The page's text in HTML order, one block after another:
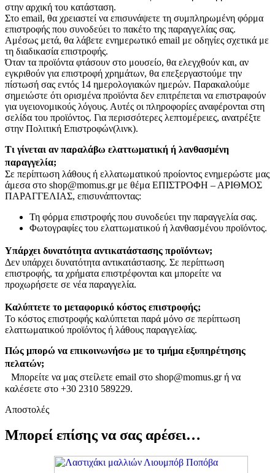
στην αρχική του κατάσταση.
Στο email, θα χρειαστεί να επισυνάψετε τη συμπληρωμένη φόρμα
επιστροφής που συνοδεύει το πακέτο της παραγγελίας σας.
Αμέσως μετά, θα λάβετε ενημερωτικό email με οδηγίες σχετικά με
τη διαδικασία επιστροφής.
Όταν τα προϊόντα φτάσουν στο μουσείο, θα ελεγχθούν και, αν
εγκριθούν για επιστροφή χρημάτων, θα επεξεργαστούμε την
πίστωσή σας εντός 14 ημερολογιακών ημερών. Παρακαλούμε
σημειώστε ότι ορισμένα προϊόντα δεν επιτρέπεται να επιστραφούν
για υγειονομικούς λόγους. Αυτές οι πληροφορίες αναφέρονται στη
σελίδα του προϊόντος. Για περισσότερες λεπτομέρειες, ανατρέξτε
στην Πολιτική Επιστροφών(λινκ).
Τι γίνεται αν παραλάβω ελαττωματική ή λανθασμένη
παραγγελία;
Σε περίπτωση λάθους ή ελλατωματικού προίοντος ενημερώστε μας
άμεσα στο shop@momus.gr με θέμα ΕΠΙΣΤΡΟΦΗ – ΑΡΙΘΜΟΣ
ΠΑΡΑΓΓΕΛΙΑΣ, επισυνάπτοντας:
Τη φόρμα επιστροφής που συνοδεύει την παραγγελία σας.
Φωτογραφίες του ελαττωματικού ή λανθασμένου προϊόντος.
Υπάρχει δυνατότητα αντικατάστασης προϊόντων;
Δεν υπάρχει δυνατότητα αντικατάστασης. Σε περίπτωση
επιστροφής, τα χρήματα επιστρέφονται και μπορείτε να
προχωρήσετε σε νέα παραγγελία.
Καλύπτετε το μεταφορικό κόστος επιστροφής;
Το κόστος επιστροφής καλύπτεται παρά μόνο σε περίπτωση
ελαττωματικού προϊόντος ή λάθους παραγγελίας.
Πώς μπορώ να επικοινωνήσω με το τμήμα εξυπηρέτησης
πελατών;
Μπορείτε να μας στείλετε email στο shop@momus.gr ή να
καλέσετε στο +30 2310 589229.
Αποστολές
Μπορεί επίσης να σας αρέσει…